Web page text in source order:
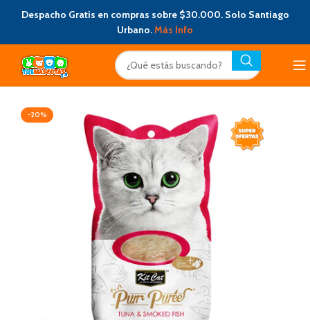
Despacho Gratis en compras sobre $30.000. Solo Santiago
Urbano.Más Info
-20%